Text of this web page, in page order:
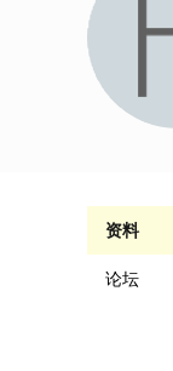
资料
论坛